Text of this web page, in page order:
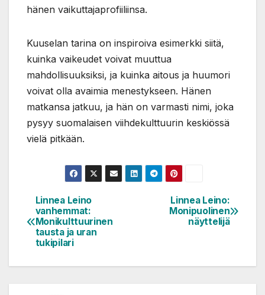
hänen vaikuttajaprofiiliinsa.
Kuuselan tarina on inspiroiva esimerkki siitä,
kuinka vaikeudet voivat muuttua
mahdollisuuksiksi, ja kuinka aitous ja huumori
voivat olla avaimia menestykseen. Hänen
matkansa jatkuu, ja hän on varmasti nimi, joka
pysyy suomalaisen viihdekulttuurin keskiössä
vielä pitkään.
Artikkelien
selaus
Linnea Leino:
Monipuolinen
näyttelijä
Linnea Leino
vanhemmat:
Monikulttuurinen
tausta ja uran
tukipilari